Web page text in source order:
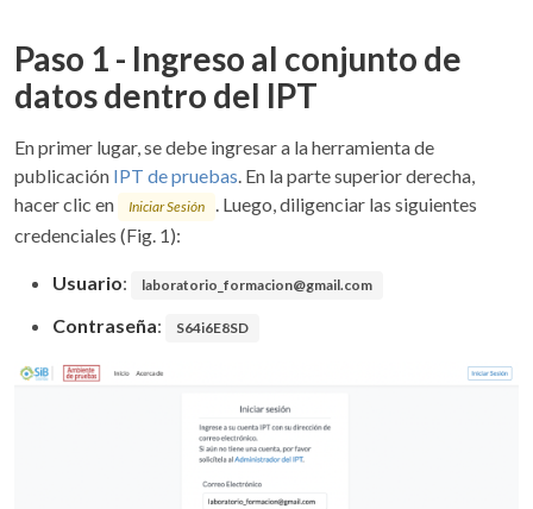
Paso 1 - Ingreso al conjunto de
datos dentro del IPT
En primer lugar, se debe ingresar a la herramienta de
publicación IPT de pruebas. En la parte superior derecha,
hacer clic en
Iniciar Sesión
. Luego, diligenciar las siguientes
credenciales (Fig. 1):
Usuario: laboratorio_formacion@gmail.com
Contraseña: S64i6E8SD